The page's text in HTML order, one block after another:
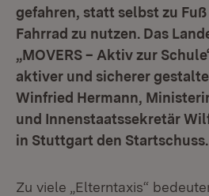
gefahren, statt selbst zu
Fahrrad zu nutzen. Das
„MOVERS – Aktiv zur
aktiver und sicherer
Winfried Hermann,
und Innenstaatssekretär
in Stuttgart den Startschuss.
Zu viele „Elterntaxis“